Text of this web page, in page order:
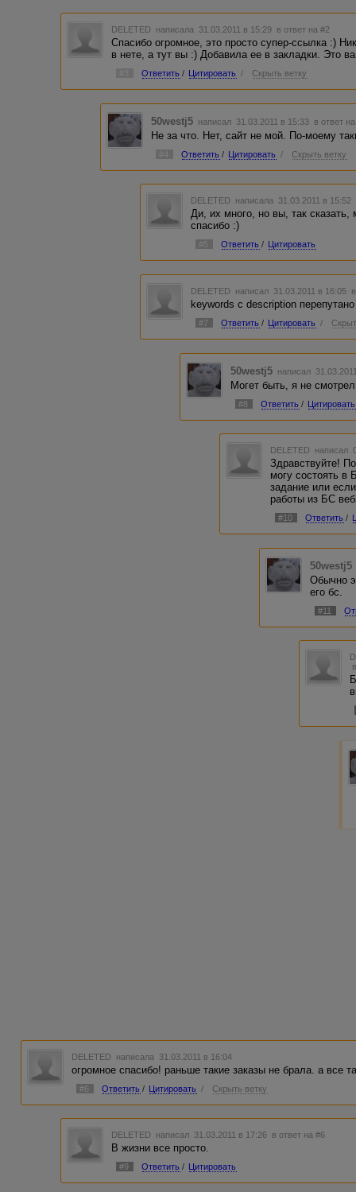
DELETED написала 31.03.2011 в 15:29 в ответ на #2
Спасибо огромное, это просто супер-ссылка :)
в нете, а тут вы :) Добавила ее в закладки. Это
Ответить / Цитировать / Скрыть ветку
50westj5 написал 31.03.2011 в 15:33 в ответ
Не за что. Нет, сайт не мой. По-моему
#4 Ответить / Цитировать / Скрыть ветку
DELETED написала 31.03.2011 в 15:52
Ди, их много, но вы, так
спасибо :)
#5 Ответить / Цитировать
DELETED написал 31.03.2011 в 16:05
keywords с description
#7 Ответить / Цитировать /
50westj5 написал
Могет быть, я не
#8 Ответить / Цитировать
DELETED написал
Здравствуйте!
могу состоять в
задание или
работы из БС
#10 Ответить /
50westj5
Обычно
его бс.
#11
DELETED написала 31.03.2011 в 16:04
огромное спасибо! раньше такие заказы не брала. а все
#6 Ответить / Цитировать / Скрыть ветку
DELETED написал 31.03.2011 в 17:26 в ответ на #6
В жизни все просто.
#9 Ответить / Цитировать